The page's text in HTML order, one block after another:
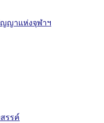
ญาแห่งจุฬาฯ
รรค์